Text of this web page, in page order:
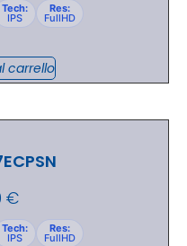
Tech:
IPS
Res:
FullHD
carrello
€
Tech:
IPS
Res:
FullHD